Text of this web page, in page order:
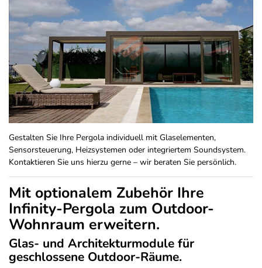
Gestalten Sie Ihre Pergola individuell mit Glaselementen,
Sensorsteuerung, Heizsystemen oder integriertem Soundsystem.
Kontaktieren Sie uns hierzu gerne – wir beraten Sie persönlich.
Mit optionalem Zubehör Ihre
Infinity-Pergola zum Outdoor-
Wohnraum erweitern.
Glas- und Architekturmodule für
geschlossene Outdoor-Räume.